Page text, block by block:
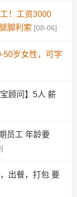
！工资3000
脚利索 [08-06]
50岁女性，可学
顾问】5人 薪
员工 年龄要
出餐，打包 要